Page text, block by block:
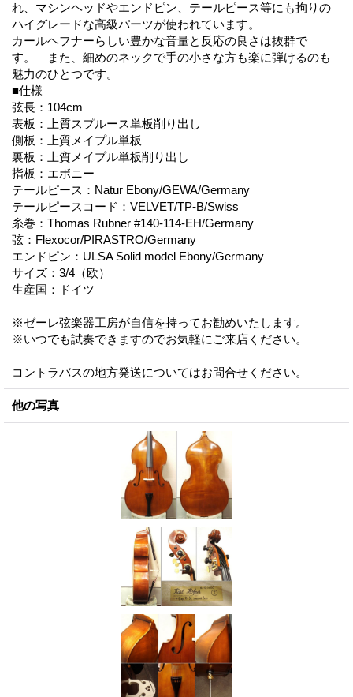
れ、マシンヘッドやエンドピン、テールピース等にも拘りの
ハイグレードな高級パーツが使われています。
カールヘフナーらしい豊かな音量と反応の良さは抜群で
す。 また、細めのネックで手の小さな方も楽に弾けるのも
魅力のひとつです。
■仕様
弦長：104cm
表板：上質スプルース単板削り出し
側板：上質メイプル単板
裏板：上質メイプル単板削り出し
指板：エボニー
テールピース：Natur Ebony/GEWA/Germany
テールピースコード：VELVET/TP-B/Swiss
糸巻：Thomas Rubner #140-114-EH/Germany
弦：Flexocor/PIRASTRO/Germany
エンドピン：ULSA Solid model Ebony/Germany
サイズ：3/4（欧）
生産国：ドイツ
※ゼーレ弦楽器工房が自信を持ってお勧めいたします。
※いつでも試奏できますのでお気軽にご来店ください。
コントラバスの地方発送についてはお問合せください。
他の写真